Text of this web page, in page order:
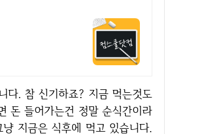
돈 들어가는건 정말 순식간이라
지금은 식후에 먹고 있습니다.